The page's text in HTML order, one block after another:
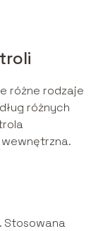
różne rodzaje
różnych
Stosowana